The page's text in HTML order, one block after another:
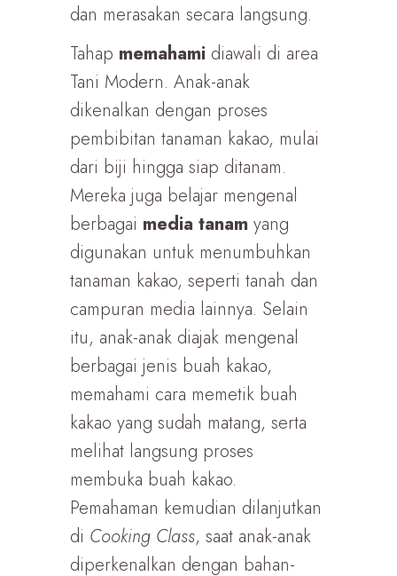
dan merasakan secara langsung.
Tahap memahami diawali di area
Tani Modern. Anak-anak
dikenalkan dengan proses
pembibitan tanaman kakao, mulai
dari biji hingga siap ditanam.
Mereka juga belajar mengenal
berbagai media tanam yang
digunakan untuk menumbuhkan
tanaman kakao, seperti tanah dan
campuran media lainnya. Selain
itu, anak-anak diajak mengenal
berbagai jenis buah kakao,
memahami cara memetik buah
kakao yang sudah matang, serta
melihat langsung proses
membuka buah kakao.
Pemahaman kemudian dilanjutkan
di Cooking Class, saat anak-anak
diperkenalkan dengan bahan-